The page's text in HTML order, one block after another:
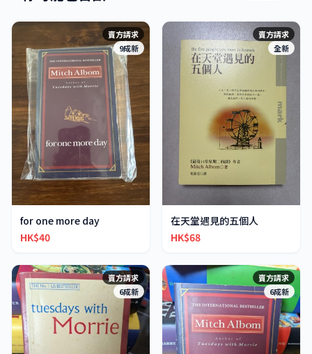
賣方請求
9成新
for one more day
HK$40
賣方請求
全新
在天堂遇見的五個人
HK$68
賣方請求
6成新
賣方請求
6成新